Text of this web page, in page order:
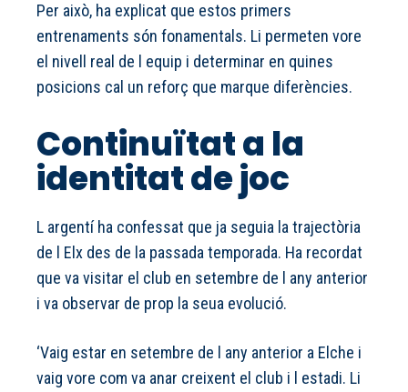
Per això, ha explicat que estos primers
entrenaments són fonamentals. Li permeten vore
el nivell real de l equip i determinar en quines
posicions cal un reforç que marque diferències.
Continuïtat a la
identitat de joc
L argentí ha confessat que ja seguia la trajectòria
de l Elx des de la passada temporada. Ha recordat
que va visitar el club en setembre de l any anterior
i va observar de prop la seua evolució.
‘Vaig estar en setembre de l any anterior a Elche i
vaig vore com va anar creixent el club i l estadi. Li